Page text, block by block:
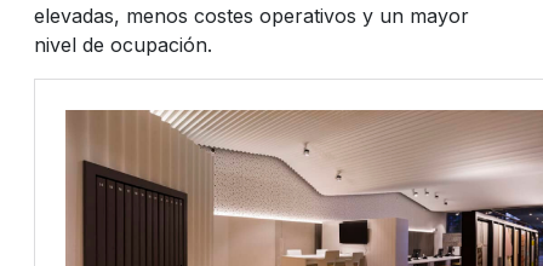
elevadas, menos costes operativos y un mayor
nivel de ocupación.